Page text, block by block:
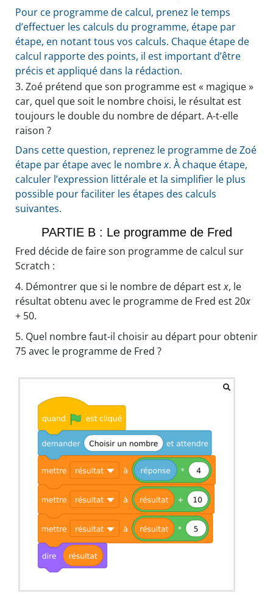
Pour ce programme de calcul, prenez le temps
d’effectuer les calculs du programme, étape par
étape, en notant tous vos calculs. Chaque étape de
calcul rapporte des points, il est important d’être
précis et appliqué dans la rédaction.
3. Zoé prétend que son programme est « magique »
car, quel que soit le nombre choisi, le résultat est
toujours le double du nombre de départ. A-t-elle
raison ?
Dans cette question, reprenez le programme de Zoé
étape par étape avec le nombrex. À chaque étape,
calculer l’expression littérale et la simplifier le plus
possible pour faciliter les étapes des calculs
suivantes.
PARTIE B : Le programme de Fred
Fred décide de faire son programme de calcul sur
Scratch :
4. Démontrer que si le nombre de départ estx, le
résultat obtenu avec le programme de Fred est 20x
+ 50.
5. Quel nombre faut-il choisir au départ pour obtenir
75 avec le programme de Fred ?